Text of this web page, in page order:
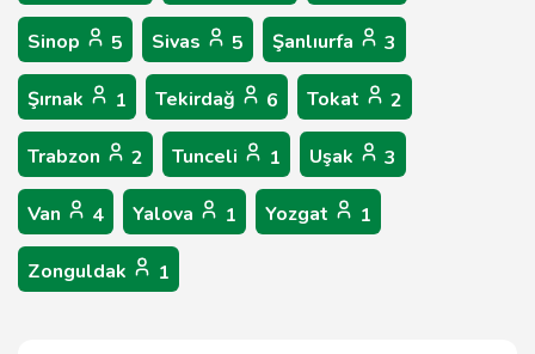
Sinop 5 Sivas 5 Şanlıurfa 3
Şırnak 1 Tekirdağ 6 Tokat 2
Trabzon 2 Tunceli 1 Uşak 3
Van 4 Yalova 1 Yozgat 1
Zonguldak 1